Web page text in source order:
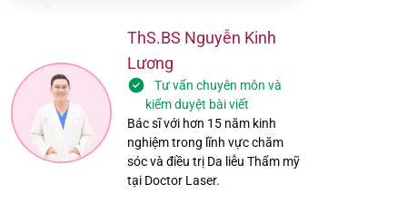
ThS.BS Nguyễn Kinh
Lương
Tư vấn chuyên môn và
kiểm duyệt bài viết
Bác sĩ với hơn 15 năm kinh
nghiệm trong lĩnh vực chăm
sóc và điều trị Da liễu Thẩm mỹ
tại Doctor Laser.